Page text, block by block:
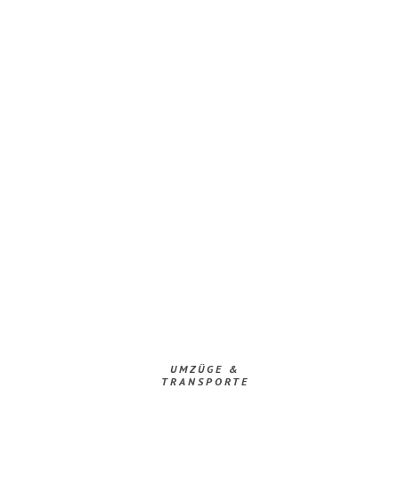
UMZÜGE &
TRANSPORTE